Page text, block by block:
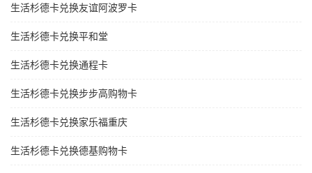
生活杉德卡兑换友谊阿波罗卡
生活杉德卡兑换平和堂
生活杉德卡兑换通程卡
生活杉德卡兑换步步高购物卡
生活杉德卡兑换家乐福重庆
生活杉德卡兑换德基购物卡